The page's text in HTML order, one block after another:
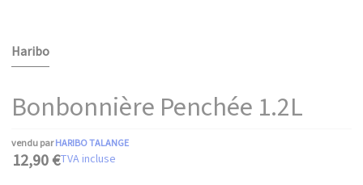
Haribo
Bonbonnière Penchée 1.2L
vendu parHARIBO TALANGE
12,90 €TVA incluse